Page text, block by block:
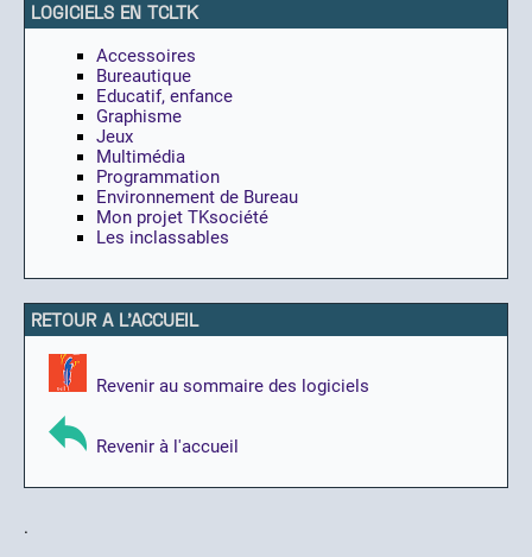
LOGICIELS EN TCLTK
Accessoires
Bureautique
Educatif, enfance
Graphisme
Jeux
Multimédia
Programmation
Environnement de Bureau
Mon projet TKsociété
Les inclassables
RETOUR A L'ACCUEIL
Revenir au sommaire des logiciels
Revenir à l'accueil
.